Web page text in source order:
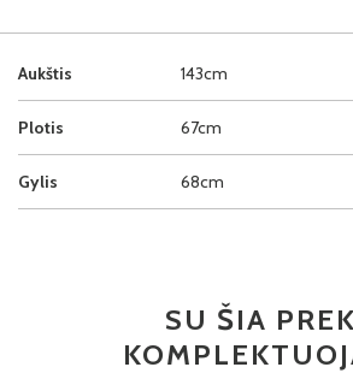
Aukštis 143cm
Plotis 67cm
Gylis 68cm
SU ŠIA